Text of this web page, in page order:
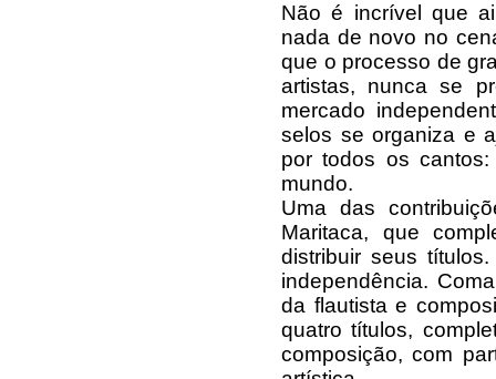
Não é incrível que
nada de novo no
que o processo de
artistas, nunca se
mercado
selos se organiza e
por todos os
mundo.
Uma das
Maritaca, que
distribuir seus
independência.
da flautista e
quatro títulos,
composição, com